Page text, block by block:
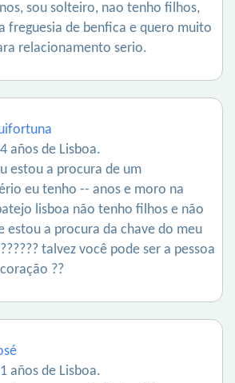
sou solteiro, nao tenho filhos,
freguesia de benfica e quero muito
relacionamento serio.
años de Lisboa.
estou a procura de um
eu tenho -- anos e moro na
lisboa não tenho filhos e não
estou a procura da chave do meu
talvez você pode ser a pessoa
??
años de Lisboa.